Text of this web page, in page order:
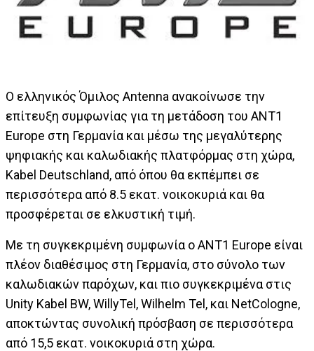
Ο ελληνικός Όμιλος Antenna ανακοίνωσε την
επίτευξη συμφωνίας για τη μετάδοση του ΑΝΤ1
Europe στη Γερμανία και μέσω της μεγαλύτερης
ψηφιακής και καλωδιακής πλατφόρμας στη χώρα,
Kabel Deutschland, από όπου θα εκπέμπει σε
περισσότερα από 8.5 εκατ. νοικοκυριά και θα
προσφέρεται σε ελκυστική τιμή.
Με τη συγκεκριμένη συμφωνία ο ΑΝΤ1 Europe είναι
πλέον διαθέσιμος στη Γερμανία, στο σύνολο των
καλωδιακών παρόχων, και πιο συγκεκριμένα στις
Unity Kabel BW, WillyTel, Wilhelm Tel, και NetCologne,
αποκτώντας συνολική πρόσβαση σε περισσότερα
από 15,5 εκατ. νοικοκυριά στη χώρα.